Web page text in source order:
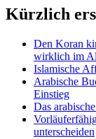
Kürzlich
Den Koran
wirklich im
Islamische
Arabische
Einstieg
Das
unterscheiden